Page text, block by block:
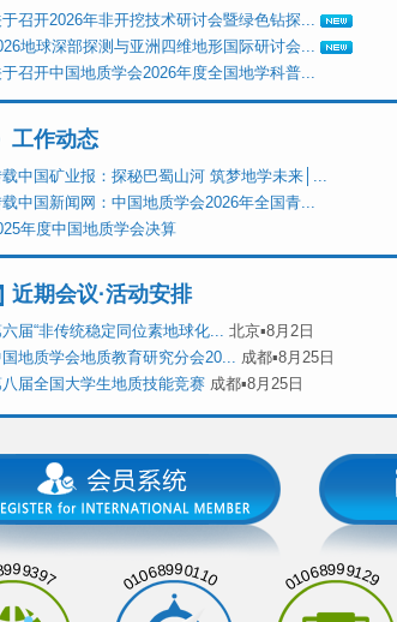
于召开2026年非开挖技术研讨会暨绿色钻探...
地球深部探测与亚洲四维地形国际研讨会...
于召开中国地质学会2026年度全国地学科普...
工作动态
中国矿业报：探秘巴蜀山河 筑梦地学未来│...
中国新闻网：中国地质学会2026年全国青...
年度中国地质学会决算
近期会议·活动安排
届“非传统稳定同位素地球化... 北京▪8月2日
地质学会地质教育研究分会20... 成都▪8月25日
届全国大学生地质技能竞赛 成都▪8月25日
01068990110 01068999129